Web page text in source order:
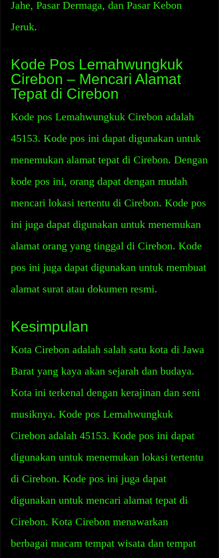
Jahe, Pasar Dermaga, dan Pasar Kebon
Jeruk.
Kode Pos Lemahwungkuk
Cirebon – Mencari Alamat
Tepat di Cirebon
Kode pos Lemahwungkuk Cirebon adalah
45153. Kode pos ini dapat digunakan untuk
menemukan alamat tepat di Cirebon. Dengan
kode pos ini, orang dapat dengan mudah
mencari lokasi tertentu di Cirebon. Kode pos
ini juga dapat digunakan untuk menemukan
alamat orang yang tinggal di Cirebon. Kode
pos ini juga dapat digunakan untuk membuat
alamat surat atau dokumen resmi.
Kesimpulan
Kota Cirebon adalah salah satu kota di Jawa
Barat yang kaya akan sejarah dan budaya.
Kota ini terkenal dengan kerajinan dan seni
musiknya. Kode pos Lemahwungkuk
Cirebon adalah 45153. Kode pos ini dapat
digunakan untuk menemukan lokasi tertentu
di Cirebon. Kode pos ini juga dapat
digunakan untuk mencari alamat tepat di
Cirebon. Kota Cirebon menawarkan
berbagai macam tempat wisata dan tempat